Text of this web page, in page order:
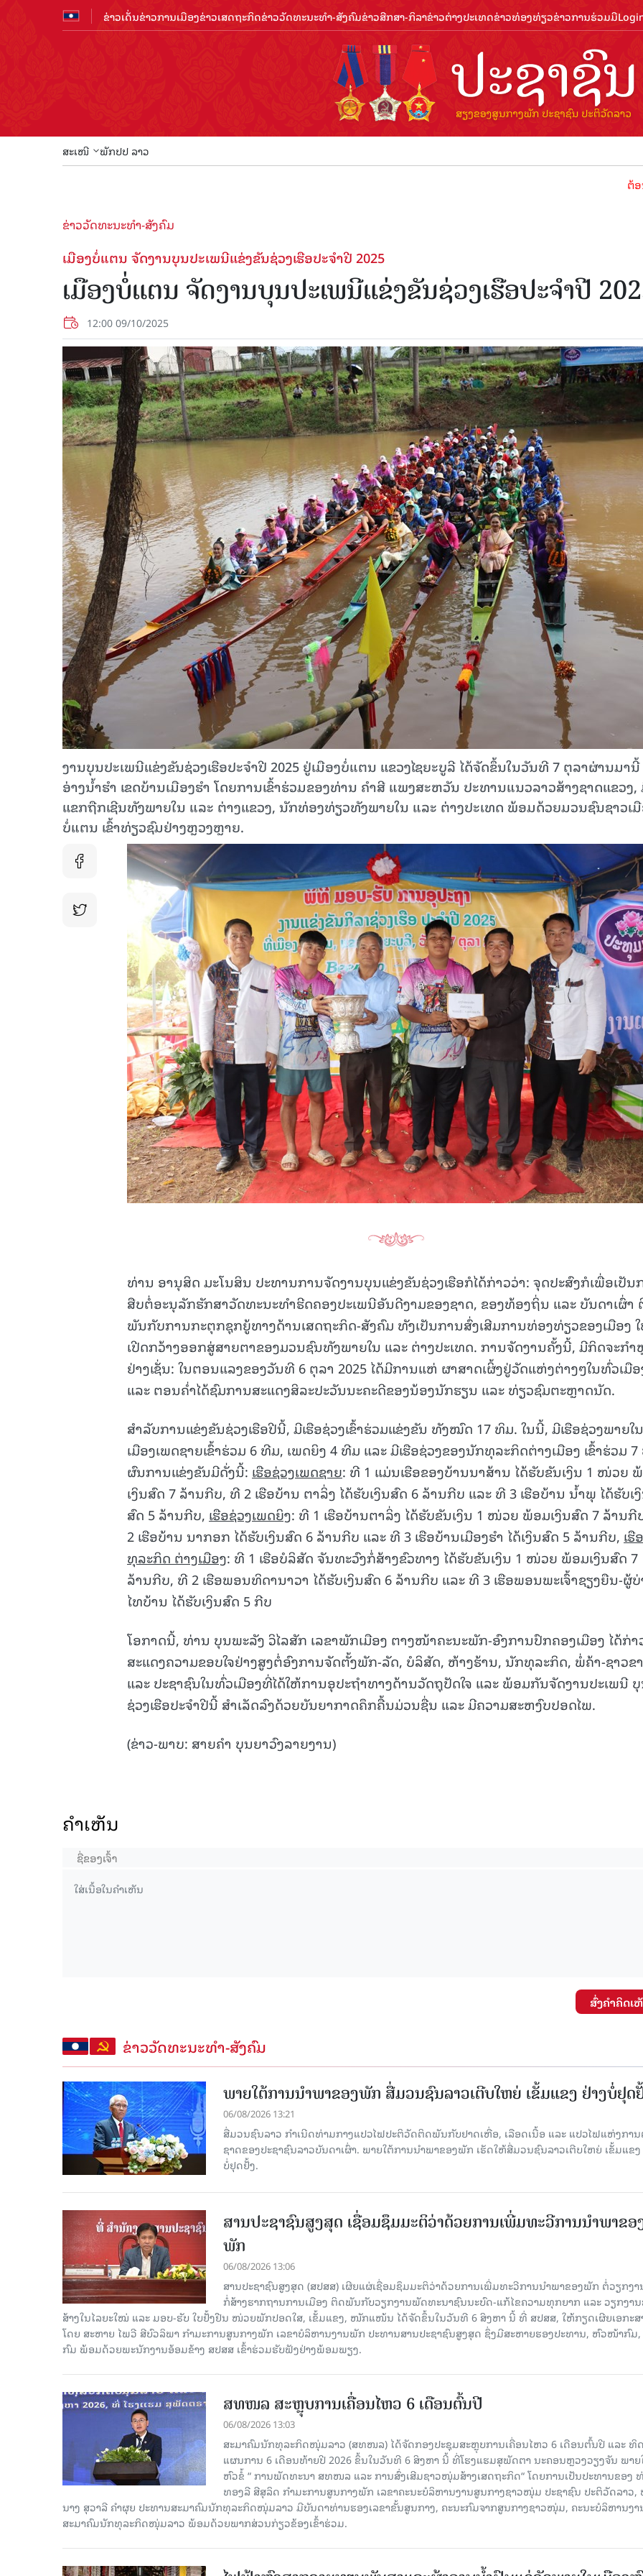
ຂ່າວເດັ່ນຂ່າວການເມືອງຂ່າວເສດຖະກິດຂ່າວວັດທະນະທຳ-ສັງຄົມຂ່າວສືກສາ-ກິລາຂ່າວຕ່າງປະເທດຂ່າວທ່ອງທ່ຽວຂ່າວການຮ່ວມມື
ສະເໜີ ພັກປປ ລາວ
ຕ້ອນຮັບປີທ່
ຂ່າວວັດທະນະທຳ-ສັງຄົມ
ເມືອງບໍ່ແຕນ ຈັດ​ງານ​ບຸນປະເພນີແຂ່ງຂັນຊ່ວງ​ເຮືອ​ປະຈຳ​ປີ 2025
ເມືອງບໍ່ແຕນ ຈັດ​ງານ​ບຸນປະເພນີແຂ່ງຂັນຊ່ວງ​ເຮືອ​ປະຈຳ​ປີ
12:00 09/10/2025
ງານ​ບຸນປະເພນີແຂ່ງຂັນຊ່ວງ​ເຮືອ​ປະຈຳ​ປີ 2025 ຢູ່ເມືອງບໍ່ແຕນ ແຂວງໄຊຍະບູລີ ໄດ້ຈັດຂຶ້ນໃນວັນ​ທີ 7 ຕຸລາຜ່ານມາ
ອ່າງນ້ຳຮຳ ​ເຂດ​ບ້ານ​ເມືອງຮຳ ​ໂດຍການເຂົ້າຮ່ວມຂອງທ່ານ ຄຳສີ ແພງສະຫວັນ ປະທານແນວລາວສ້າງຊາດແຂວງ,
ແຂກ​ຖືກ​ເຊີນ​ທັງ​ພາຍ​ໃນ ແລະ ຕ່າງແຂວງ, ນັກ​ທ່ອງ​ທ່ຽວ​ທັງ​ພາຍ​ໃນ​ ​ແລະ ຕ່າງປະ​ເທດ ພ້ອມ​ດ້ວຍ​ມວນ​ຊົນ​ຊາວ​ເ
ບໍ່ແຕນ​ ເຂົ້າ​ທ່ຽວ​ຊົມ​ຢ່າງຫຼວງຫຼາຍ.
ທ່ານ ອານຸສິດ ມະໂນສິນ ປະທານການຈັດງານບຸນແຂ່ງຂັນຊ່ວງເຮືອກໍໄດ້ກ່າວວ່າ: ຈຸດປະສົງກໍເພື່ອເປັນ
ສືບຕໍ່ອະນຸລັກຮັກສາວັດທະນະທໍາຮີດຄອງປະເພນີອັນດີງາມຂອງຊາດ, ຂອງທ້ອງຖິ່ນ ແລະ ບັນດາເຜົ່າ
ພັນກັບການກະຕຸກຊຸກຍູ້ທາງດ້ານເສດຖະກິດ-ສັງຄົມ ທັງເປັນການສົ່ງເສີມການທ່ອງທ່ຽວຂອງເມືອງ
ເປີດກວ້າງອອກສູ່ສາຍຕາຂອງມວນຊົນທັງພາຍໃນ ແລະ ຕ່າງປະເທດ. ການຈັດງານຄັ້ງນີ້, ມີກິດຈະກໍາ
ຢ່າງເຊັ່ນ: ໃນຕອນແລງຂອງວັນທີ 6 ຕຸລາ 2025 ໄດ້ມີການແຫ່ ຜາສາດເຜິ້ງຢູ່ວັດແຫ່ງຕ່າງໆໃນທົ່ວເມື
ແລະ ຕອນຄ່ຳໄດ້ຊົມການສະແດງສິລະປະວັນນະຄະດີຂອງນ້ອງນັກຮຽນ ແລະ ທ່ຽວຊົມຕະຫຼາດນັດ.
ສຳລັບການແຂ່ງຂັນຊ່ວງເຮືອປີນີ້, ມີເຮືອຊ່ວງເຂົ້າຮ່ວມແຂ່ງຂັນ ທັງໝົດ 17 ທິມ. ໃນນີ້, ມີເຮືອຊ່ວງພາຍໃນ
ເມືອງເພດຊາຍເຂົ້າຮ່ວມ 6 ທີມ, ເພດຍິງ 4 ທີມ ແລະ ມີເຮືອຊ່ວງຂອງນັກທຸລະກິດຕ່າງເມືອງ ເຂົ້າຮ່ວມ
ຜົນການແຂ່ງຂັນມີດັ່ງນີ້: ເຮືອຊ່ວງເພດຊາຍ: ທີ 1 ແມ່ນເຮືອຂອງບ້ານນາສ້ານ ໄດ້ຮັບຂັນເງິນ 1 ໜ່ວຍ
ເງິນສົດ 7 ລ້ານກີບ, ທີ 2 ເຮືອບ້ານ ຕາລິ່ງ ໄດ້ຮັບເງິນສົດ 6 ລ້ານກີບ ແລະ ທີ 3 ເຮືອບ້ານ ນ້ຳພຸ ໄດ້ຮັບເ
ສົດ 5 ລ້ານກີບ, ເຮືອຊ່ວງເພດຍິງ: ທີ 1 ເຮືອບ້ານຕາລິ່ງ ໄດ້ຮັບຂັນເງິນ 1 ໜ່ວຍ ພ້ອມເງິນສົດ 7 ລ້ານ
2 ເຮືອບ້ານ ນາກອກ ໄດ້ຮັບເງິນສົດ 6 ລ້ານກີບ ແລະ ທີ 3 ເຮືອບ້ານເມືອງຮຳ ໄດ້ເງິນສົດ 5 ລ້ານກີບ, ເ
ທຸລະກິດ ຕ່າງເມືອງ: ທີ 1 ເຮືອບໍລິສັດ ຈັນທະວົງກໍ່ສ້າງຂົວທາງ ໄດ້ຮັບຂັນເງິນ 1 ໜ່ວຍ ພ້ອມເງິນສົດ 7
ລ້ານກີບ, ທີ 2 ເຮືອພອນທິດານາວາ ໄດ້ຮັບເງິນສົດ 6 ລ້ານກີບ ແລະ ທີ 3 ເຮືອພອນພະເຈົ້າຊຽງຍືນ-ຜູ້
ໄທບ້ານ ໄດ້ຮັບເງິນສົດ 5 ກີບ
ໂອກາດນີ້, ທ່ານ ບຸນພະລັງ ວິໄລສັກ ເລຂາພັກເມືອງ ຕາງໜ້າຄະນະພັກ-ອົງການປົກຄອງເມືອງ ໄດ້ກ່າ
ສະແດງຄວາມຂອບໃຈຢ່າງສູງຕໍ່ອົງການຈັດຕັ້ງພັກ-ລັດ, ບໍລິສັດ, ຫ້າງຮ້ານ, ນັກທຸລະກິດ, ພໍ່ຄ້າ-ຊາວຂ
ແລະ ປະຊາຊົນໃນທົ່ວເມືອງທີ່ໄດ້ໃຫ້ການອຸປະຖຳທາງດ້ານວັດຖຸປັດໃຈ ແລະ ພ້ອມກັນຈັດງານປະເພນີ
ຊ່ວງເຮືອປະຈຳປີນີ້ ສຳເລັດລົງດ້ວຍບັນຍາກາດຄຶກຄື້ນມ່ວນຊື່ນ ແລະ ມີຄວາມສະຫງົບປອດໄພ.
(ຂ່າວ-ພາບ: ສາຍຄຳ ບຸນຍາວົງລາຍງານ)
ຄໍາເຫັນ
ສົ່ງຄໍາຄິດເ
ຂ່າວວັດທະນະທຳ-ສັງຄົມ
ພາຍໃຕ້ການນໍາພາຂອງພັກ ສື່ມວນຊົນລາວເຕີບໃຫຍ່ ເຂັ້ມແຂງ ຢ່າງບໍ່ຢຸດ
06/08/2026 13:21
ສື່ມວນຊົນລາວ ກຳເນີດທ່າມກາງແປວໄຟປະຕິວັດຕິດພັນກັບຢາດເຫື່ອ, ເລືອດເນື້ອ ແລະ ແປວໄຟແຫ່ງກາ
ຊາດຂອງປະຊາຊົນລາວບັນດາເຜົ່າ. ພາຍໃຕ້ການນໍາພາຂອງພັກ ເຮັດໃຫ້ສື່ມວນຊົນລາວເຕີບໃຫຍ່ ເຂັ້ມແຂງ
ບໍ່ຢຸດຢັ້ງ.
ສານປະຊາຊົນສູງສຸດ ເຊື່ອມຊຶມມະຕິວ່າດ້ວຍການເພີ່ມທະວີການນຳພາຂອ
ພັກ
06/08/2026 13:06
ສານປະຊາຊົນສູງສຸດ (ສປສສ) ເຜີຍແຜ່ເຊື່ອມຊຶມມະຕິວ່າດ້ວຍການເພີ່ມທະວີການນຳພາຂອງພັກ ຕໍ່ວຽກງາ
ກໍ່ສ້າງຮາກຖານການເມືອງ ຕິດພັນກັບວຽກງານພັດທະນາຊົນນະບົດ-ແກ້ໄຂຄວາມທຸກຍາກ ແລະ ວຽກງາ
ສ້າງໃນໄລຍະໃໝ່ ແລະ ມອບ-ຮັບ ໃບຢັ້ງຢືນ ໜ່ວຍພັກປອດໃສ, ເຂັ້ມແຂງ, ໜັກແໜ້ນ ໄດ້ຈັດຂຶ້ນໃນວັນທີ 6 ສິງຫາ ນີ້ ທີ່ ສປສສ, ໃຫ້ກຽດເຜີຍເອກະສ
ໂດຍ ສະຫາຍ ໄພວີ ສີບົວລິພາ ກຳມະການສູນກາງພັກ ເລຂາບໍລິຫານງານພັກ ປະທານສານປະຊາຊົນສູງສຸດ ຊຶ່ງມີສະຫາຍຮອງປະທານ, ຫົວໜ້າກົມ,
ກົມ ພ້ອມດ້ວຍພະນັກງານອ້ອມຂ້າງ ສປສສ ເຂົ້າຮ່ວມຮັບຟັງຢ່າງພ້ອມພຽງ.
ສທໜລ ສະຫຼຸບການເຄື່ອນໄຫວ 6 ເດືອນຕົ້ນປີ
06/08/2026 13:03
ສະມາຄົມນັກທຸລະກິດໜຸ່ມລາວ (ສທໜລ) ໄດ້ຈັດກອງປະຊຸມສະຫຼຸບການເຄື່ອນໄຫວ 6 ເດືອນຕົ້ນປີ ແລະ ທິ
ແຜນການ 6 ເດືອນທ້າຍປີ 2026 ຂຶ້ນໃນວັນທີ 6 ສິງຫາ ນີ້ ທີ່ໂຮງແຮມສຸພັດຕາ ນະຄອນຫຼວງວຽງຈັນ ພາຍ
ຫົວຂໍ້ “ ການພັດທະນາ ສທໜລ ແລະ ການສົ່ງເສີມຊາວໜຸ່ມສ້າງເສດຖະກິດ“ ໂດຍການເປັນປະທານຂອງ
ທອງລີ ສີສຸລິດ ກຳມະການສູນກາງພັກ ເລຂາຄະນະບໍລິຫານງານສູນກາງຊາວໜຸ່ມ ປະຊາຊົນ ປະຕິວັດລາວ,
ນາງ ສຸວາລີ ຄຳຜຸຍ ປະທານສະມາຄົມນັກທຸລະກິດໜຸ່ມລາວ ມີບັນດາທ່ານຮອງເລຂາຂັ້ນສູນກາງ, ຄະນະກົມຈາກສູນກາງຊາວໜຸ່ມ, ຄະນະບໍລິຫານງາ
ສະມາຄົມນັກທຸລະກິດໜຸ່ມລາວ ພ້ອມດ້ວຍພາກສ່ວນກ່ຽວຂ້ອງເຂົ້າຮ່ວມ.
15.039(06-08-